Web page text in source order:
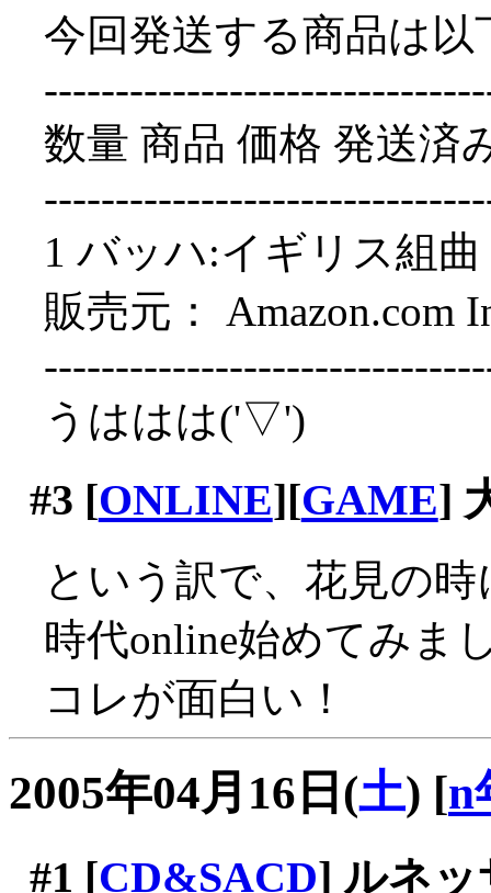
今回発送する商品は
数量 商品 価格 発送済
1 バッハ:イギリス組曲
販売元： Amazon.com
うははは('▽')
#3 [ONLINE][GAME]
という訳で、花見の
時代online始めてみま
コレが面白い！
2005年04月16日(土) [n
#1 [CD&SACD] ルネッ